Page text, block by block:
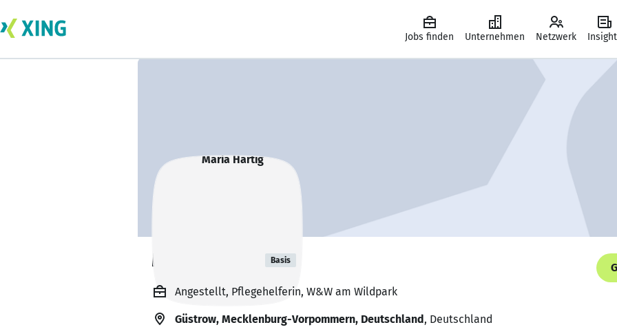
Jobs finden Unternehmen Netzwerk
Maria Hartig Basis
Angestellt, Pflegehelferin, W&W am Wildpark
Güstrow, Mecklenburg-Vorpommern, Deutschland, Deutschland